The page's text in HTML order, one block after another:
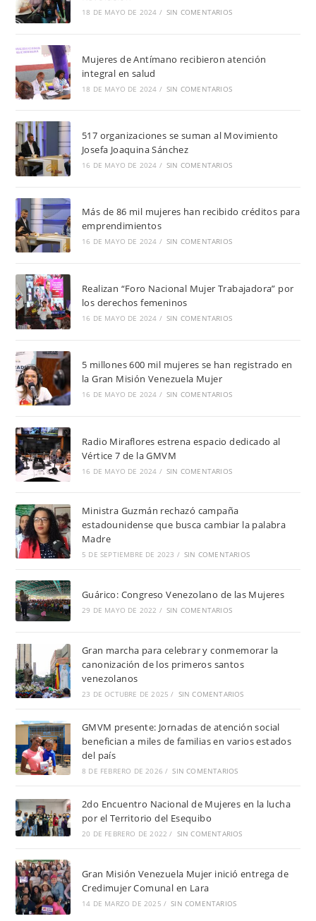
18 DE MAYO DE 2024 / SIN COMENTARIOS
Mujeres de Antímano recibieron atención
integral en salud
18 DE MAYO DE 2024 / SIN COMENTARIOS
517 organizaciones se suman al Movimiento
Josefa Joaquina Sánchez
16 DE MAYO DE 2024 / SIN COMENTARIOS
Más de 86 mil mujeres han recibido créditos para
emprendimientos
16 DE MAYO DE 2024 / SIN COMENTARIOS
Realizan “Foro Nacional Mujer Trabajadora” por
los derechos femeninos
16 DE MAYO DE 2024 / SIN COMENTARIOS
5 millones 600 mil mujeres se han registrado en
la Gran Misión Venezuela Mujer
16 DE MAYO DE 2024 / SIN COMENTARIOS
Radio Miraflores estrena espacio dedicado al
Vértice 7 de la GMVM
16 DE MAYO DE 2024 / SIN COMENTARIOS
Ministra Guzmán rechazó campaña
estadounidense que busca cambiar la palabra
Madre
5 DE SEPTIEMBRE DE 2023 / SIN COMENTARIOS
Guárico: Congreso Venezolano de las Mujeres
29 DE MAYO DE 2022 / SIN COMENTARIOS
Gran marcha para celebrar y conmemorar la
canonización de los primeros santos
venezolanos
23 DE OCTUBRE DE 2025 / SIN COMENTARIOS
GMVM presente: Jornadas de atención social
benefician a miles de familias en varios estados
del país
8 DE FEBRERO DE 2026 / SIN COMENTARIOS
2do Encuentro Nacional de Mujeres en la lucha
por el Territorio del Esequibo
20 DE FEBRERO DE 2022 / SIN COMENTARIOS
Gran Misión Venezuela Mujer inició entrega de
Credimujer Comunal en Lara
14 DE MARZO DE 2025 / SIN COMENTARIOS